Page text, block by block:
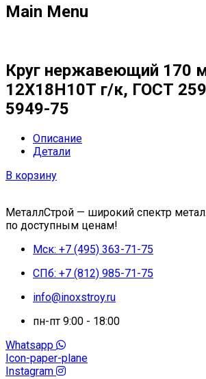
Main Menu
Круг нержавеющий 170
12Х18Н10Т г/к, ГОСТ
5949-75
Описание
Детали
В корзину
МеталлСтрой — широкий спектр
по доступным ценам!
Мск: +7 (495) 363-71-75
СПб: +7 (812) 985-71-75
info@inoxstroy.ru
пн-пт 9:00 - 18:00
Whatsapp
Icon-paper-plane
Instagram